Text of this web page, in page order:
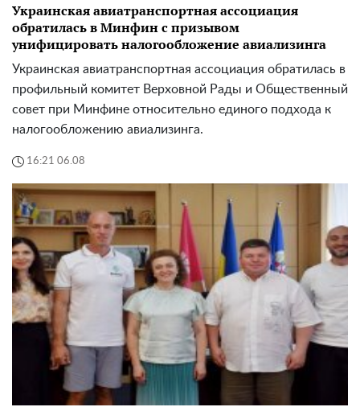
Украинская авиатранспортная ассоциация
обратилась в Минфин с призывом
унифицировать налогообложение авиализинга
Украинская авиатранспортная ассоциация обратилась в
профильный комитет Верховной Рады и Общественный
совет при Минфине относительно единого подхода к
налогообложению авиализинга.
16:21 06.08